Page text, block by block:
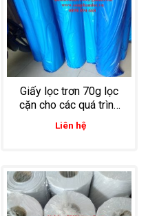
Giấy lọc trơn 70g lọc
cặn cho các quá trình
xử lý nước thải công
nghiệp
Liên hệ